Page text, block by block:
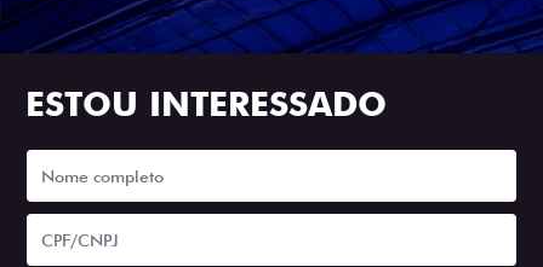
ESTOU INTERESSADO